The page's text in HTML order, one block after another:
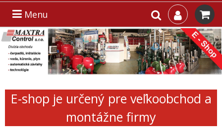
Menu
E-shop je určený pre veľkoobchod a
montážne firmy